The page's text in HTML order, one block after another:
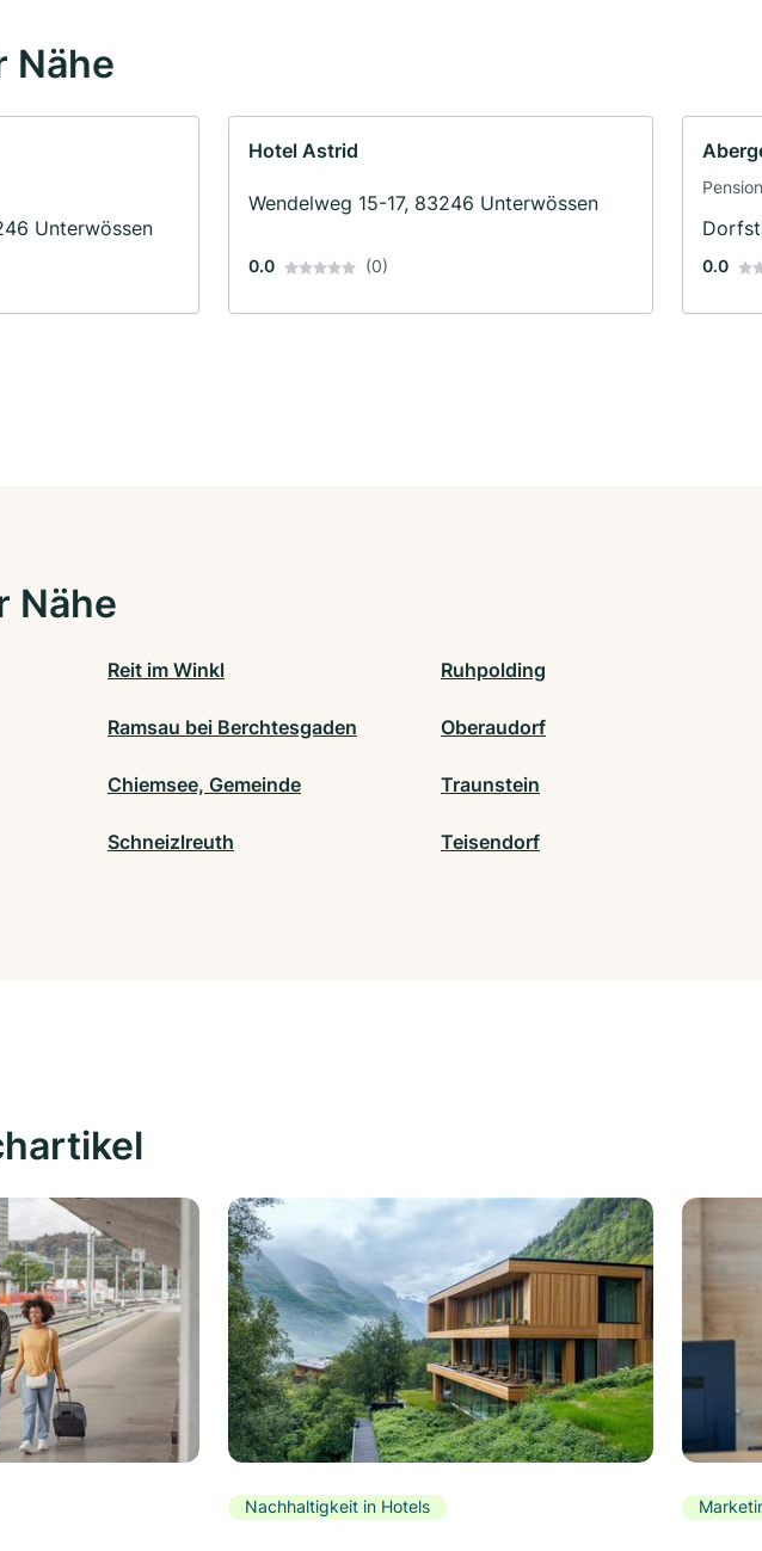
Nähe
Unterwössen
Hotel Astrid
Wendelweg 15-17, 83246 Unterwössen
0.0 (0)
Pension
0.0
Nähe
Reit im Winkl Ruhpolding
Ramsau bei Berchtesgaden Oberaudorf
Chiemsee, Gemeinde Traunstein
Schneizlreuth Teisendorf
Nachhaltigkeit in Hotels